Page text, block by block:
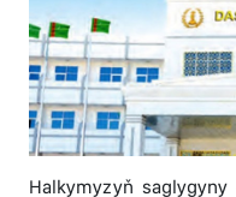
Halkymyzyň